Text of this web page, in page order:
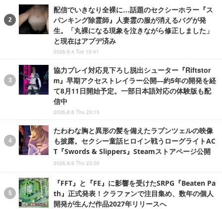
配信でいきなり全裸に…話題のセクシーホラー『ス
パンキング除霊師』人妻霊の服が消えるバグが発
生。「丸裸になる現象を泣きながら修正しました」
と現在はアプデ済み
2026.8.4 Tue 10:41
協力プレイ対応見下ろし脱出シューター『Riftstor
m』早期アクセストレイラー公開―約5年の開発を経
て8月11日開始予定。一部日本語対応の体験版も配
信中
2026.8.6 Thu 23:15
たわわな胸と異形の髪を備えたラプンツェルの映像
も披露。セクシー童話ヒロイン戦うローグライトAC
T『Swords & Slippers』Steamストアページ公開
2026.8.6 Thu 23:00
『FFT』と『FE』に影響を受けたSRPG『Beaten Pa
th』正式発表！クラファンで注目集め、数年の個人
開発が生んだ作品2027年リリースへ